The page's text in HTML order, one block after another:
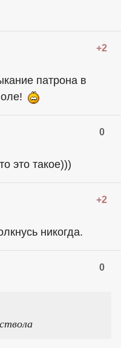
+2
патрона в
0
это такое)))
+2
никогда.
0